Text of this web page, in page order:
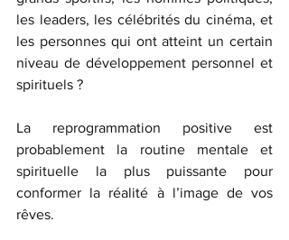
les leaders, les célébrités du cinéma, et
les personnes qui ont atteint un certain
niveau de développement personnel et
spirituels ?
La reprogrammation positive est
probablement la routine mentale et
spirituelle la plus puissante pour
conformer la réalité à l’image de vos
rêves.